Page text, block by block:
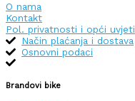
O nama
Kontakt
Pol. privatnosti i opći uvjeti
Način plaćanja i dostava
Osnovni podaci
Brandovi bike